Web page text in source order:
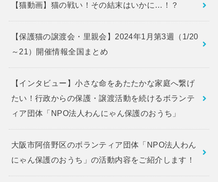
【猫動画】猫の戦い！その結末はいかに…！？
【保護猫の譲渡会・里親会】2024年1月第3週（1/20
～21）開催情報全国まとめ
【インタビュー】小さな命をあたたかな家庭へ繋げ
たい！行政からの保護・譲渡活動を続けるボランテ
ィア団体「NPO法人わんにゃん保護のおうち」
大阪市阿倍野区のボランティア団体「NPO法人わん
にゃん保護のおうち」の活動内容をご紹介します！